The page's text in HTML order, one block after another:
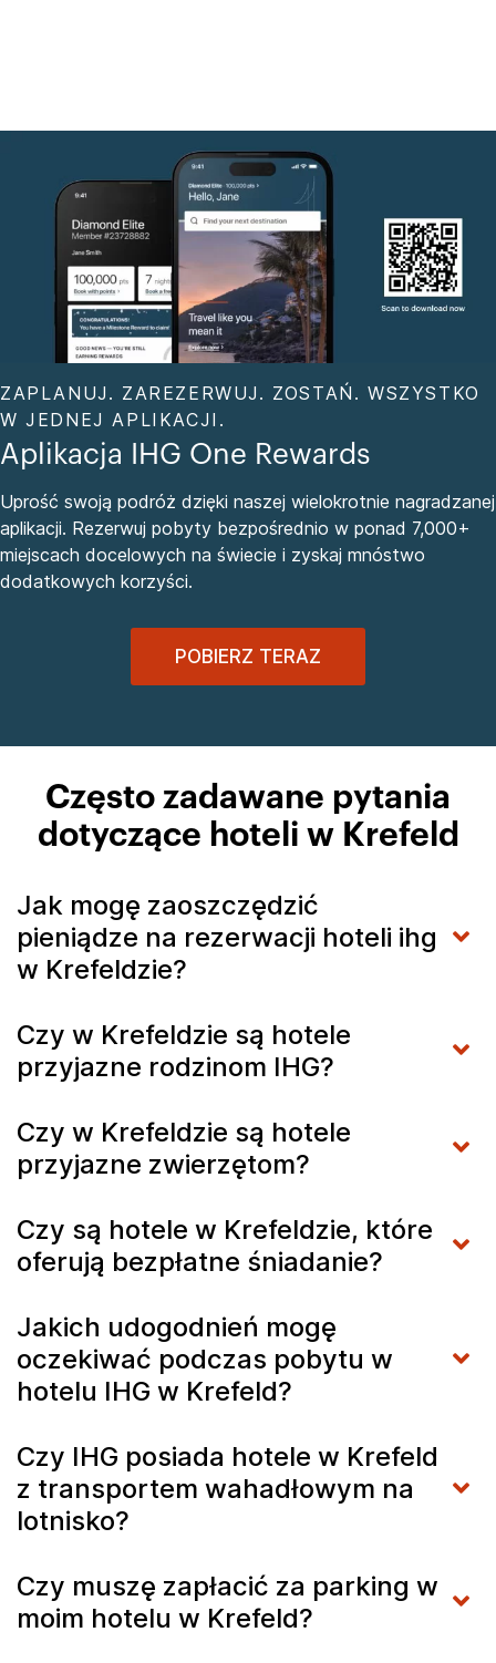
ZAPLANUJ. ZAREZERWUJ. ZOSTAŃ. WSZYSTKO
W JEDNEJ APLIKACJI.
Aplikacja IHG One Rewards
Uprość swoją podróż dzięki naszej wielokrotnie nagradzanej
aplikacji. Rezerwuj pobyty bezpośrednio w ponad 7,000+
miejscach docelowych na świecie i zyskaj mnóstwo
dodatkowych korzyści.
POBIERZ TERAZ
Często zadawane pytania
dotyczące hoteli w Krefeld
Jak mogę zaoszczędzić
pieniądze na rezerwacji hoteli ihg
w Krefeldzie?
Czy w Krefeldzie są hotele
przyjazne rodzinom IHG?
Czy w Krefeldzie są hotele
przyjazne zwierzętom?
Czy są hotele w Krefeldzie, które
oferują bezpłatne śniadanie?
Jakich udogodnień mogę
oczekiwać podczas pobytu w
hotelu IHG w Krefeld?
Czy IHG posiada hotele w Krefeld
z transportem wahadłowym na
lotnisko?
Czy muszę zapłacić za parking w
moim hotelu w Krefeld?